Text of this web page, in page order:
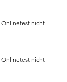
Onlinetest nicht
Onlinetest nicht